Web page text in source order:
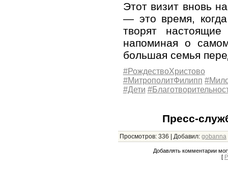
Этот визит вновь
— это время,
творят
напоминая о
большая семья
#РождествоХристово
#МитрополитФилипп
#Дети
Пресс-
Просмотров: 336 | Добавил: gobanna
Добавлять комментарии
[